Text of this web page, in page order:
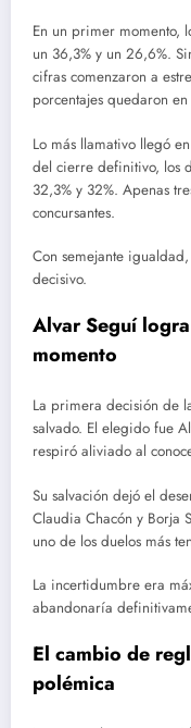
En un primer momento,
un 36,3% y un 26,6%.
cifras comenzaron a
porcentajes quedaron
Lo más llamativo llegó
del cierre definitivo, los
32,3% y 32%. Apenas
concursantes.
Con semejante
decisivo.
Alvar Seguí
momento
La primera decisión de
salvado. El elegido fue
respiró aliviado al
Su salvación dejó el
Claudia Chacón y Borja
uno de los duelos más
La incertidumbre era
abandonaría
El cambio de
polémica